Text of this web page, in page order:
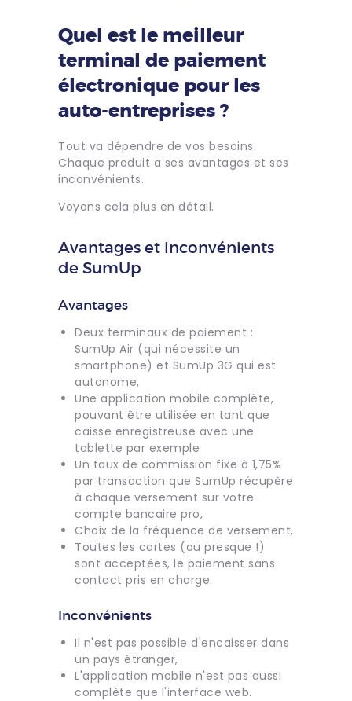
Quel est le meilleur
terminal de paiement
électronique pour les
auto-entreprises ?
Tout va dépendre de vos besoins.
Chaque produit a ses avantages et ses
inconvénients.
Voyons cela plus en détail.
Avantages et inconvénients
de SumUp
Avantages
Deux terminaux de paiement :
SumUp Air (qui nécessite un
smartphone) et SumUp 3G qui est
autonome,
Une application mobile complète,
pouvant être utilisée en tant que
caisse enregistreuse avec une
tablette par exemple
Un taux de commission fixe à 1,75%
par transaction que SumUp récupère
à chaque versement sur votre
compte bancaire pro,
Choix de la fréquence de versement,
Toutes les cartes (ou presque !)
sont acceptées, le paiement sans
contact pris en charge.
Inconvénients
Il n'est pas possible d'encaisser dans
un pays étranger,
L'application mobile n'est pas aussi
complète que l'interface web.